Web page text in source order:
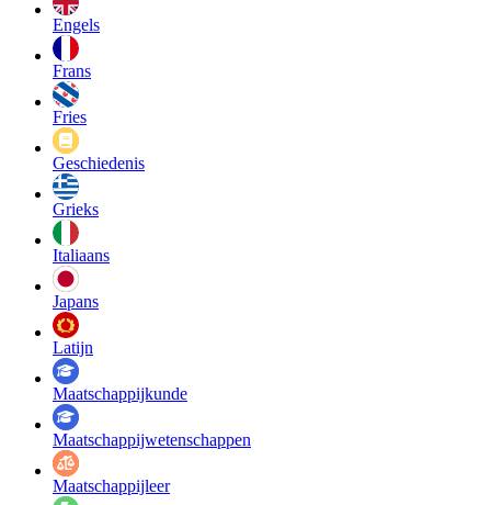
Engels
Frans
Fries
Geschiedenis
Grieks
Italiaans
Japans
Latijn
Maatschappij­kunde
Maatschappij­wetenschappen
Maatschappijleer